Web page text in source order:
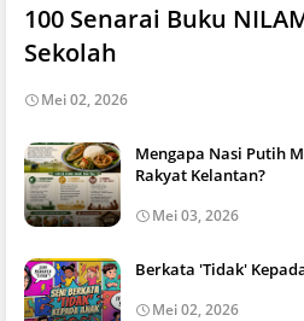
100 Senarai Buku
Sekolah
Mei 02, 2026
Mengapa Nasi Putih
Rakyat Kelantan?
Mei 03, 2026
Berkata 'Tidak'
Mei 02, 2026